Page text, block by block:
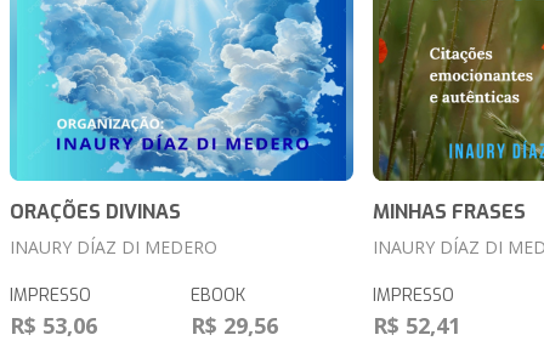
ORAÇÕES DIVINAS
INAURY DÍAZ DI MEDERO
IMPRESSO
R$ 53,06
EBOOK
R$ 29,56
MINHAS FRASES
INAURY DÍAZ DI
IMPRESSO
R$ 52,41